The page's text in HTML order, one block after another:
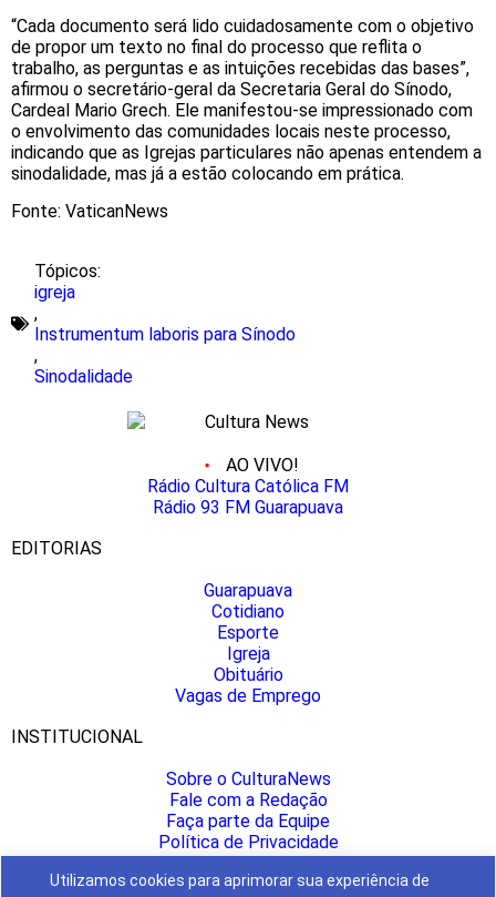
Utilizamos cookies para aprimorar sua experiência de
“Cada documento será lido cuidadosamente com o objetivo
de propor um texto no final do processo que reflita o
trabalho, as perguntas e as intuições recebidas das bases”,
afirmou o secretário-geral da Secretaria Geral do Sínodo,
Cardeal Mario Grech. Ele manifestou-se impressionado com
o envolvimento das comunidades locais neste processo,
indicando que as Igrejas particulares não apenas entendem a
sinodalidade, mas já a estão colocando em prática.
Fonte: VaticanNews
Tópicos:
igreja
,
Instrumentum laboris para Sínodo
,
Sinodalidade
AO VIVO!
Rádio Cultura Católica FM
Rádio 93 FM Guarapuava
EDITORIAS
Guarapuava
Cotidiano
Esporte
Igreja
Obituário
Vagas de Emprego
INSTITUCIONAL
Sobre o CulturaNews
Fale com a Redação
Faça parte da Equipe
Política de Privacidade